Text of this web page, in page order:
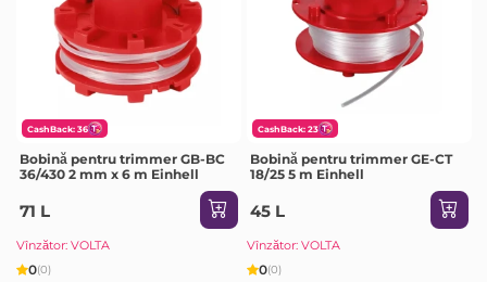
CashBack: 36
Bobină pentru trimmer GB-BC
36/430 2 mm x 6 m Einhell
71 L
Vînzător: VOLTA
0(0)
CashBack: 23
Bobină pentru trimmer GE-CT
18/25 5 m Einhell
45 L
Vînzător: VOLTA
0(0)